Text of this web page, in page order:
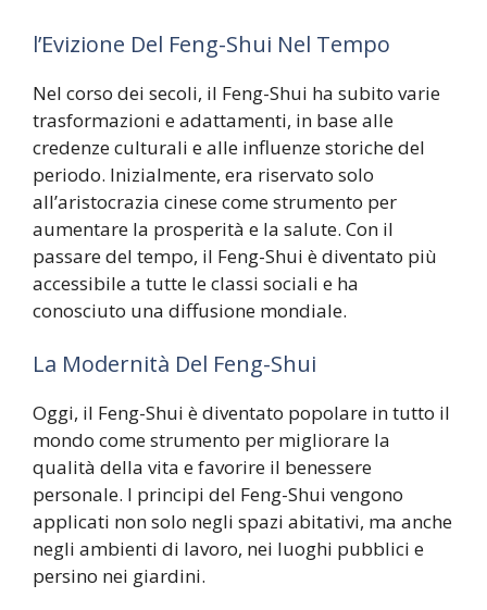
l’Evizione Del Feng-Shui Nel Tempo
Nel corso dei secoli, il Feng-Shui ha subito varie
trasformazioni e adattamenti, in base alle
credenze culturali e alle influenze storiche del
periodo. Inizialmente, era riservato solo
all’aristocrazia cinese come strumento per
aumentare la prosperità e la salute. Con il
passare del tempo, il Feng-Shui è diventato più
accessibile a tutte le classi sociali e ha
conosciuto una diffusione mondiale.
La Modernità Del Feng-Shui
Oggi, il Feng-Shui è diventato popolare in tutto il
mondo come strumento per migliorare la
qualità della vita e favorire il benessere
personale. I principi del Feng-Shui vengono
applicati non solo negli spazi abitativi, ma anche
negli ambienti di lavoro, nei luoghi pubblici e
persino nei giardini.